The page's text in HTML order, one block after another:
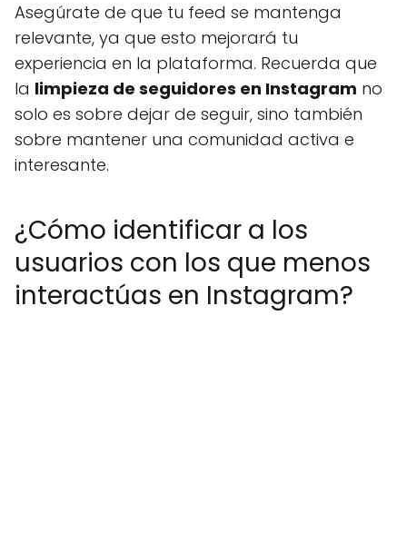
Asegúrate de que tu feed se mantenga
relevante, ya que esto mejorará tu
experiencia en la plataforma. Recuerda que
la limpieza de seguidores en Instagram no
solo es sobre dejar de seguir, sino también
sobre mantener una comunidad activa e
interesante.
¿Cómo identificar a los
usuarios con los que menos
interactúas en Instagram?